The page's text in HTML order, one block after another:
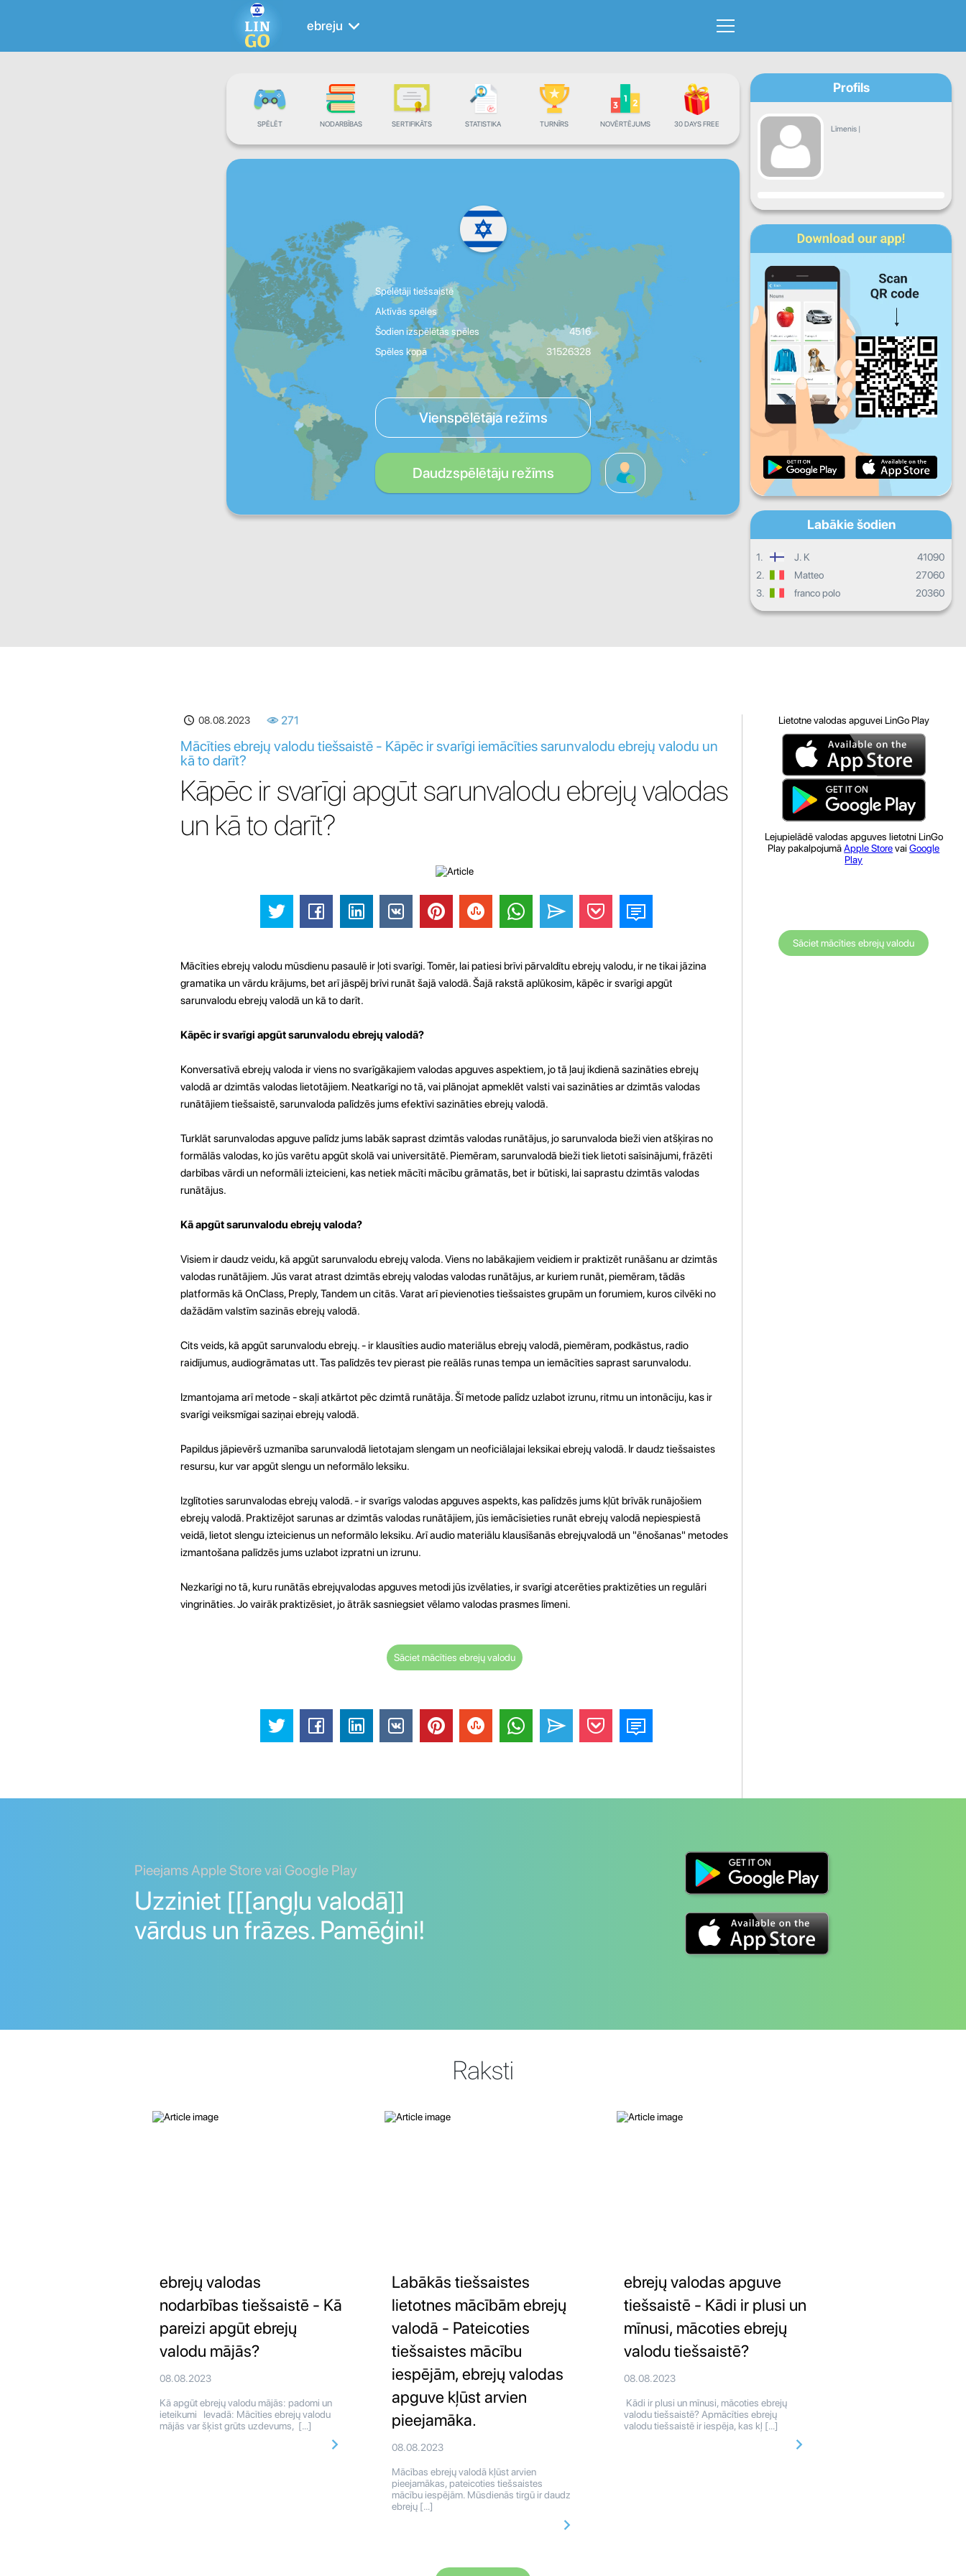
ebreju
SPĒLĒT NODARBĪBAS SERTIFIKĀTS STATISTIKA TURNĪRS NOVĒRTĒJUMS 30 DAYS FREE
Spēlētāji tiešsaistē
Aktīvās spēles
Šodien izspēlētās spēles
4516
Spēles kopā
31526328
Vienspēlētāja režīms
Daudzspēlētāju režīms
Profils
Līmenis |
Progress
T
S Sv
Dienas progress
Mēneša progress
Kopējais progress
Labākie šodien
1. J. K
41090
2.
Matteo
27060
3.
franco polo 20360
08.08.2023 271
Mācīties ebrejų valodu tiešsaistē - Kāpēc ir svarīgi iemācīties sarunvalodu ebrejų valodu un
kā to darīt?
Kāpēc ir svarīgi apgūt sarunvalodu ebrejų valodas
un kā to darīt?
Mācīties ebrejų valodu mūsdienu pasaulē ir ļoti svarīgi. Tomēr, lai patiesi brīvi pārvaldītu ebrejų valodu, ir ne tikai jāzina
gramatika un vārdu krājums, bet arī jāspēj brīvi runāt šajā valodā. Šajā rakstā aplūkosim, kāpēc ir svarīgi apgūt
sarunvalodu ebrejų valodā un kā to darīt.
Kāpēc ir svarīgi apgūt sarunvalodu ebrejų valodā?
Konversatīvā ebrejų valoda ir viens no svarīgākajiem valodas apguves aspektiem, jo tā ļauj ikdienā sazināties ebrejų
valodā ar dzimtās valodas lietotājiem. Neatkarīgi no tā, vai plānojat apmeklēt valsti vai sazināties ar dzimtās valodas
runātājiem tiešsaistē, sarunvaloda palīdzēs jums efektīvi sazināties ebrejų valodā.
Turklāt sarunvalodas apguve palīdz jums labāk saprast dzimtās valodas runātājus, jo sarunvaloda bieži vien atšķiras no
formālās valodas, ko jūs varētu apgūt skolā vai universitātē. Piemēram, sarunvalodā bieži tiek lietoti saīsinājumi, frāzēti
darbības vārdi un neformāli izteicieni, kas netiek mācīti mācību grāmatās, bet ir būtiski, lai saprastu dzimtās valodas
runātājus.
Kā apgūt sarunvalodu ebrejų valoda?
Visiem ir daudz veidu, kā apgūt sarunvalodu ebrejų valoda. Viens no labākajiem veidiem ir praktizēt runāšanu ar dzimtās
valodas runātājiem. Jūs varat atrast dzimtās ebrejų valodas valodas runātājus, ar kuriem runāt, piemēram, tādās
platformās kā OnClass, Preply, Tandem un citās. Varat arī pievienotiestiešsaistes grupām un forumiem, kuros cilvēki no
dažādām valstīm sazinās ebrejų valodā.
Cits veids, kā apgūt sarunvalodu ebrejų. - ir klausīties audio materiālus ebrejų valodā, piemēram, podkāstus, radio
raidījumus, audiogrāmatas utt. Tas palīdzēs tev pierast pie reālās runas tempa un iemācīties saprast sarunvalodu.
Izmantojama arī metode - skaļi atkārtot pēc dzimtā runātāja. Šī metode palīdz uzlabot izrunu, ritmu un intonāciju, kas ir
svarīgi veiksmīgai saziņai ebrejų valodā.
Papildus jāpievērš uzmanība sarunvalodā lietotajam slengam un neoficiālajai leksikai ebrejų valodā. Ir daudz tiešsaistes
resursu, kur var apgūt slengu un neformālo leksiku.
Izglītoties sarunvalodas ebrejų valodā. - ir svarīgs valodas apguves aspekts, kas palīdzēs jums kļūt brīvāk runājošiem
ebrejų valodā. Praktizējot sarunas ar dzimtās valodas runātājiem, jūs iemācīsieties runāt ebrejų valodā nepiespiestā
veidā, lietot slengu izteicienus un neformālo leksiku. Arī audio materiālu klausīšanās ebrejųvalodā un "ēnošanas" metodes
izmantošana palīdzēs jums uzlabot izpratni un izrunu.
Nezkarīgi no tā, kuru runātās ebrejųvalodas apguves metodi jūs izvēlaties, ir svarīgi atcerēties praktizēties un regulāri
vingrināties. Jo vairāk praktizēsiet, jo ātrāk sasniegsiet vēlamo valodas prasmes līmeni.
Sāciet mācīties ebrejų valodu
Lietotne valodas apguvei LinGo Play
Lejupielādē valodas apguves lietotni LinGo
Play pakalpojumāApple StorevaiGoogle
Play
Sāciet mācīties ebrejų valodu
Pieejams Apple Store vai Google Play
Uzziniet [[[angļu valodā]]
vārdus un frāzes. Pamēģini!
Raksti
ebrejų valodas
nodarbības tiešsaistē - Kā
pareizi apgūt ebrejų
valodu mājās?
08.08.2023
Kā apgūt ebrejų valodu mājās: padomi un
ieteikumi Ievadā: Mācīties ebrejų valodu
mājās var šķist grūts uzdevums, […]
Labākās tiešsaistes
lietotnes mācībām ebrejų
valodā - Pateicoties
tiešsaistes mācību
iespējām, ebrejų valodas
apguve kļūst arvien
pieejamāka.
08.08.2023
Mācības ebrejų valodā kļūst arvien
pieejamākas, pateicoties tiešsaistes
mācību iespējām. Mūsdienās tirgū ir daudz
ebrejų […]
ebrejų valodas apguve
tiešsaistē - Kādi ir plusi un
mīnusi, mācoties ebrejų
valodu tiešsaistē?
08.08.2023
Kādi ir plusi un mīnusi, mācoties ebrejų
valodu tiešsaistē? Apmācīties ebrejų
valodu tiešsaistē ir iespēja, kas kļ […]